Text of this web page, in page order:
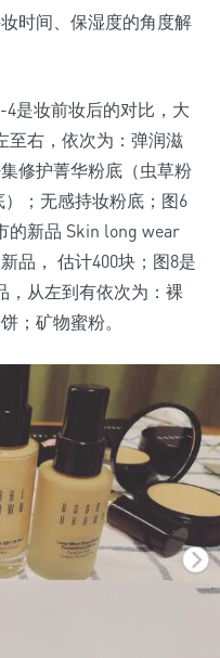
时间、保湿度的角度解
是妆前妆后的对比，大
至右，依次为：弹润滋
修护菁华粉底（虫草粉
；无感持妆粉底；图6
的新品 Skin long wear
品， 估计400块；图8是
，从左到有依次为：裸
；矿物蜜粉。